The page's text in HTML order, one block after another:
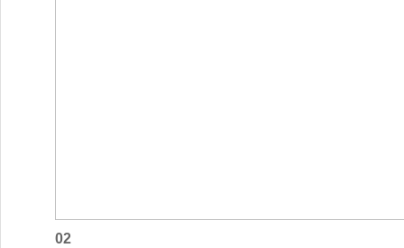
02